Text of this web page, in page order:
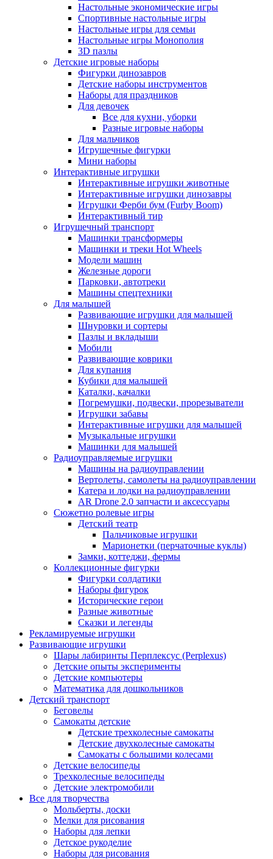
Настольные экономические игры
Спортивные настольные игры
Настольные игры для семьи
Настольные игры Монополия
3D пазлы
Детские игровые наборы
Фигурки динозавров
Детские наборы инструментов
Наборы для праздников
Для девочек
Все для кухни, уборки
Разные игровые наборы
Для мальчиков
Игрушечные фигурки
Мини наборы
Интерактивные игрушки
Интерактивные игрушки животные
Интерактивные игрушки динозавры
Игрушки Ферби бум (Furby Boom)
Интерактивный тир
Игрушечный транспорт
Машинки трансформеры
Машинки и треки Hot Wheels
Модели машин
Железные дороги
Парковки, автотреки
Машины спецтехники
Для малышей
Развивающие игрушки для малышей
Шнуровки и сортеры
Пазлы и вкладыши
Мобили
Развивающие коврики
Для купания
Кубики для малышей
Каталки, качалки
Погремушки, подвески, прорезыватели
Игрушки забавы
Интерактивные игрушки для малышей
Музыкальные игрушки
Машинки для малышей
Радиоуправляемые игрушки
Машины на радиоуправлении
Вертолеты, самолеты на радиоуправлении
Катера и лодки на радиоуправлении
AR Drone 2.0 запчасти и аксессуары
Сюжетно ролевые игры
Детский театр
Пальчиковые игрушки
Марионетки (перчаточные куклы)
Замки, коттеджи, фермы
Коллекционные фигурки
Фигурки солдатики
Наборы фигурок
Исторические герои
Разные животные
Сказки и легенды
Рекламируемые игрушки
Развивающие игрушки
Шары лабиринты Перплексус (Perplexus)
Детские опыты эксперименты
Детские компьютеры
Математика для дошкольников
Детский транспорт
Беговелы
Самокаты детские
Детские трехколесные самокаты
Детские двухколесные самокаты
Самокаты с большими колесами
Детские велосипеды
Трехколесные велосипеды
Детские электромобили
Все для творчества
Мольберты, доски
Мелки для рисования
Наборы для лепки
Детское рукоделие
Наборы для рисования